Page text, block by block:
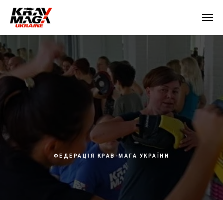
ФЕДЕРАЦІЯ КРАВ-МАГА УКРАЇНИ